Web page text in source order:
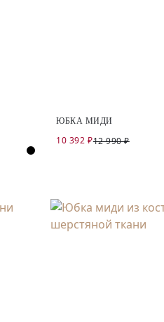
ЮБКА МИДИ
10 392 ₽12 990 ₽